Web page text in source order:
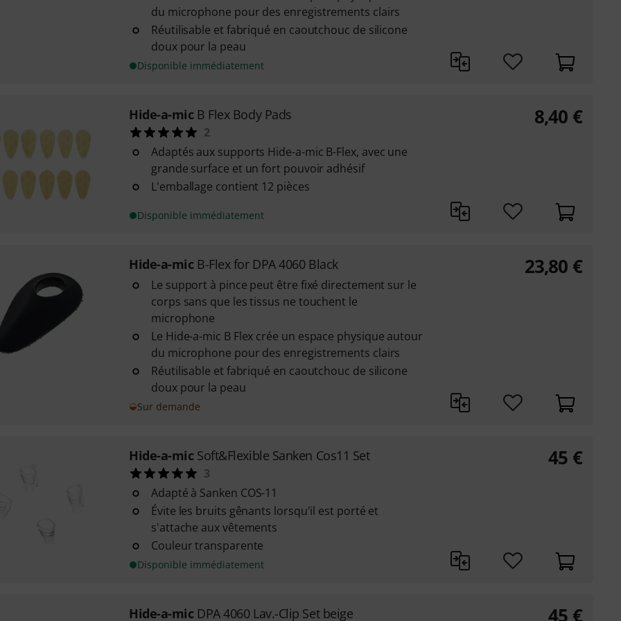
du microphone pour des enregistrements clairs
Réutilisable et fabriqué en caoutchouc de silicone
doux pour la peau
Disponible immédiatement
Hide-a-mic B Flex Body Pads
2
Adaptés aux supports Hide-a-mic B-Flex, avec une
grande surface et un fort pouvoir adhésif
L'emballage contient 12 pièces
Disponible immédiatement
8,40 €
Hide-a-mic B-Flex for DPA 4060 Black
Le support à pince peut être fixé directement sur le
corps sans que les tissus ne touchent le
microphone
Le Hide-a-mic B Flex crée un espace physique autour
du microphone pour des enregistrements clairs
Réutilisable et fabriqué en caoutchouc de silicone
doux pour la peau
Sur demande
23,80 €
Hide-a-mic Soft&Flexible Sanken Cos11 Set
3
Adapté à Sanken COS-11
Évite les bruits gênants lorsqu'il est porté et
s'attache aux vêtements
Couleur transparente
Disponible immédiatement
45 €
Hide-a-mic DPA 4060 Lav.-Clip Set beige 45 €